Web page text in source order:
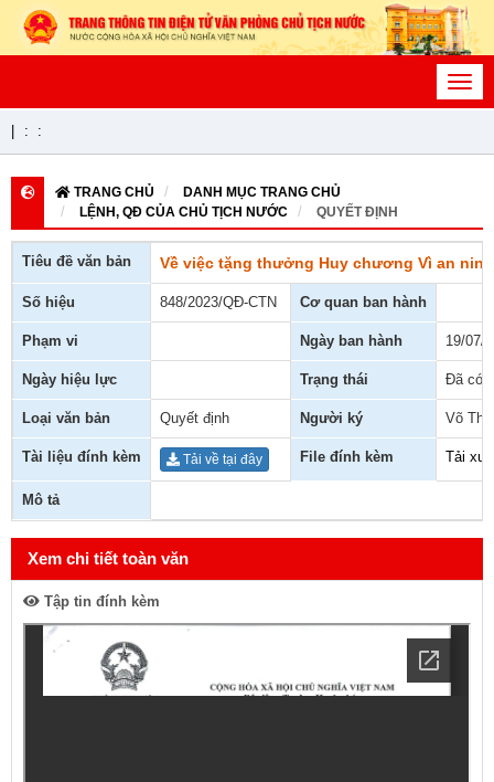
: :
TRANG CHỦ
DANH MỤC TRANG CHỦ
LỆNH, QĐ CỦA CHỦ TỊCH NƯỚC
QUYẾT ĐỊNH
Tiêu đề văn bản Về việc tặng thưởng Huy chương Vì an
Số hiệu 848/2023/QĐ-CTN Cơ quan ban hành
Phạm vi Ngày ban hành 19/07/
Ngày hiệu lực Trạng thái Đã có
Loại văn bản Quyết định Người ký Võ Thị
Tài liệu đính kèm Tải về tại đây File đính kèm Tải
Mô tả
Xem chi tiết toàn văn
Tập tin đính kèm